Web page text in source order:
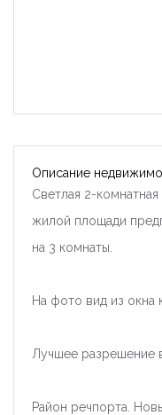
Описание
Светлая 2-
жилой площади
на 3 комнаты.
На фото вид из окна
Лучшее разрешение
Район речпорта.